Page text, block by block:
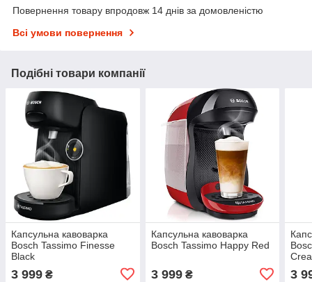
Повернення товару впродовж 14 днів за домовленістю
Всі умови повернення
Подібні товари компанії
Капсульна кавоварка
Bosch Tassimo Finesse
Black
3 999 ₴
Капсульна кавоварка
Bosch Tassimo Happy Red
3 999₴ 3